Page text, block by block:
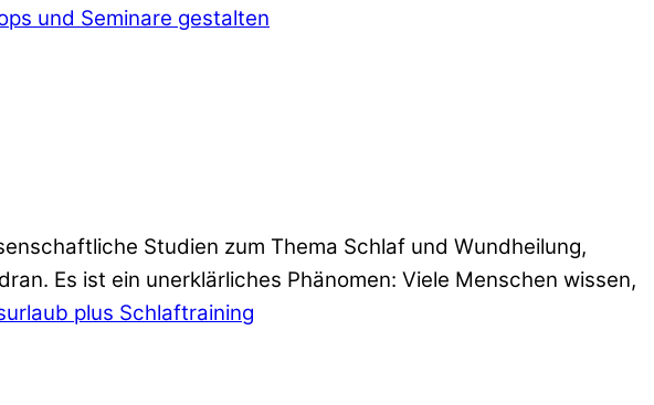
und Seminare gestalten
Studien zum Thema Schlaf und Wundheilung,
Es ist ein unerklärliches Phänomen: Viele Menschen wissen,
plus Schlaftraining